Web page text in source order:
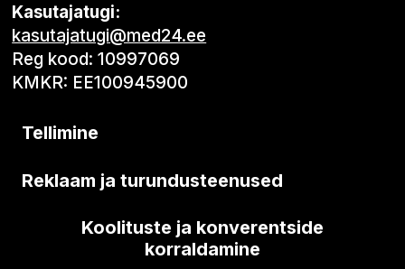
Kasutajatugi:
kasutajatugi@med24.ee
Reg kood: 10997069
KMKR: EE100945900
Tellimine
Reklaam ja turundusteenused
Koolituste ja konverentside
korraldamine